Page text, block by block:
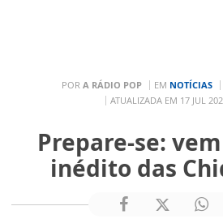
POR A RÁDIO POP EM NOTÍCIAS
ATUALIZADA EM 17 JUL
Prepare-se:
inédito das